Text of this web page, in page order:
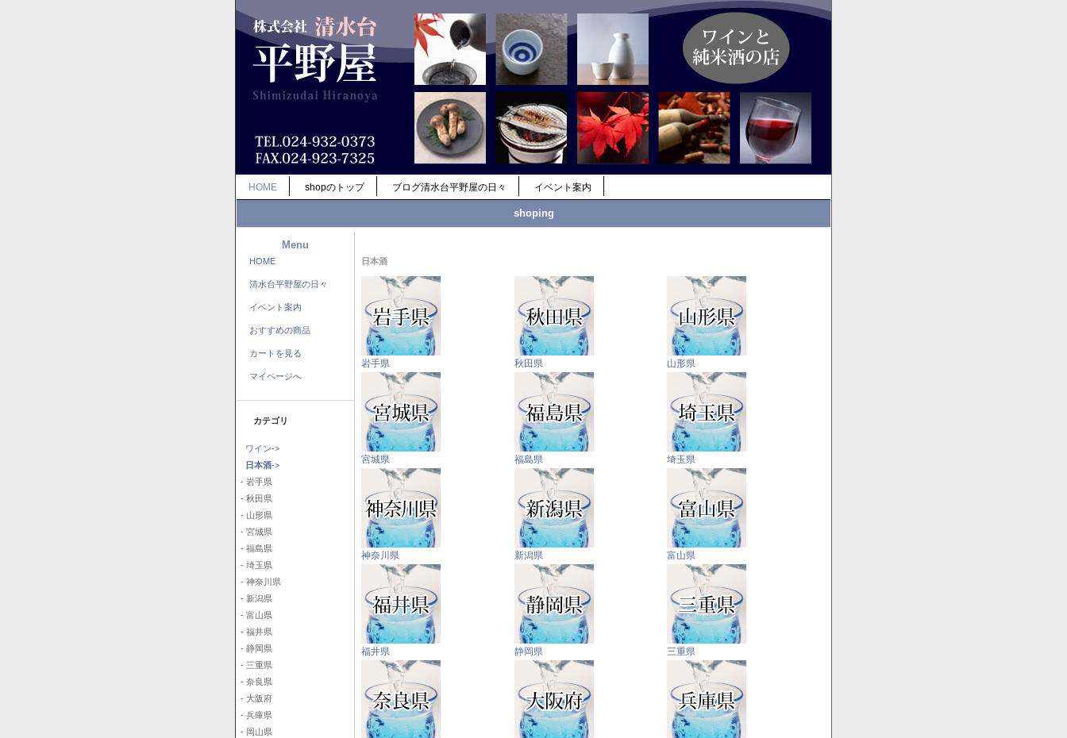
HOME shopのトップ ブログ清水台平野屋の日々 イベント案内
shoping
Menu
HOME
清水台平野屋の日々
イベント案内
おすすめの商品
カートを見る
マイページへ
カテゴリ
ワイン->
日本酒->
- 岩手県
- 秋田県
- 山形県
- 宮城県
- 福島県
- 埼玉県
- 神奈川県
- 新潟県
- 富山県
- 福井県
- 静岡県
- 三重県
- 奈良県
- 大阪府
- 兵庫県
- 岡山県
日本酒
岩手県 秋田県 山形県
宮城県 福島県 埼玉県
神奈川県 新潟県 富山県
福井県 静岡県 三重県